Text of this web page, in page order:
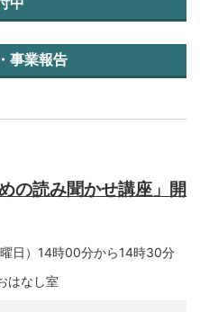
事業報告
の読み聞かせ講座」開
日）14時00分から14時30分
なし室